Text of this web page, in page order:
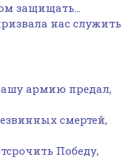
защищать…
нас служить
армию предал,
смертей,
Победу,